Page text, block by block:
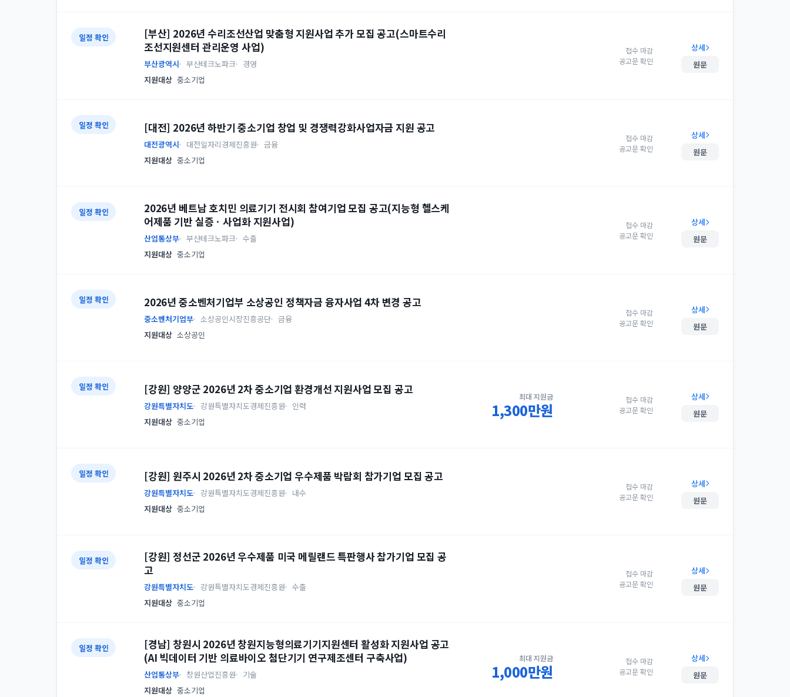
일정 확인
[부산] 2026년 수리조선산업 맞춤형 지원사업 추가 모집 공고(스마트수리
조선지원센터 관리운영 사업)
부산광역시 부산테크노파크
경영
지원대상 중소기업
접수 마감
공고문 확인
상세
원문
일정 확인 [대전] 2026년 하반기 중소기업 창업 및 경쟁력강화사업자금 지원 공고
대전광역시 대전일자리경제진흥원
금융
지원대상 중소기업
접수 마감
공고문 확인
상세
원문
일정 확인
2026년 베트남 호치민 의료기기 전시회 참여기업 모집 공고(지능형 헬스케
어제품 기반 실증ㆍ사업화 지원사업)
산업통상부 부산테크노파크
수출
지원대상 중소기업
접수 마감
공고문 확인
상세
원문
일정 확인 2026년 중소벤처기업부 소상공인 정책자금 융자사업 4차 변경 공고
중소벤처기업부 소상공인시장진흥공단
금융
지원대상 소상공인
접수 마감
공고문 확인
상세
원문
일정 확인 [강원] 양양군 2026년 2차 중소기업 환경개선 지원사업 모집 공고
강원특별자치도 강원특별자치도경제진흥원
인력
지원대상 중소기업
최대 지원금
1,300만원
접수 마감
공고문 확인
상세
원문
일정 확인 [강원] 원주시 2026년 2차 중소기업 우수제품 박람회 참가기업 모집 공고
강원특별자치도 강원특별자치도경제진흥원
내수
지원대상 중소기업
접수 마감
공고문 확인
상세
원문
일정 확인
[강원] 정선군 2026년 우수제품 미국 메릴랜드 특판행사 참가기업 모집 공
고
강원특별자치도 강원특별자치도경제진흥원
수출
지원대상 중소기업
접수 마감
공고문 확인
상세
원문
일정 확인
[경남] 창원시 2026년 창원지능형의료기기지원센터 활성화 지원사업 공고
(AI 빅데이터 기반 의료바이오 첨단기기 연구제조센터 구축사업)
산업통상부 창원산업진흥원
기술
지원대상 중소기업
최대 지원금
1,000만원
접수 마감
공고문 확인
상세
원문